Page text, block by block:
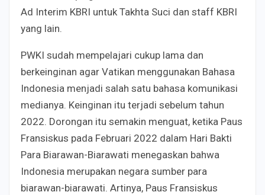
Ad Interim KBRI untuk Takhta Suci dan staff KBRI
yang lain.
PWKI sudah mempelajari cukup lama dan
berkeinginan agar Vatikan menggunakan Bahasa
Indonesia menjadi salah satu bahasa komunikasi
medianya. Keinginan itu terjadi sebelum tahun
2022. Dorongan itu semakin menguat, ketika Paus
Fransiskus pada Februari 2022 dalam Hari Bakti
Para Biarawan-Biarawati menegaskan bahwa
Indonesia merupakan negara sumber para
biarawan-biarawati. Artinya, Paus Fransiskus